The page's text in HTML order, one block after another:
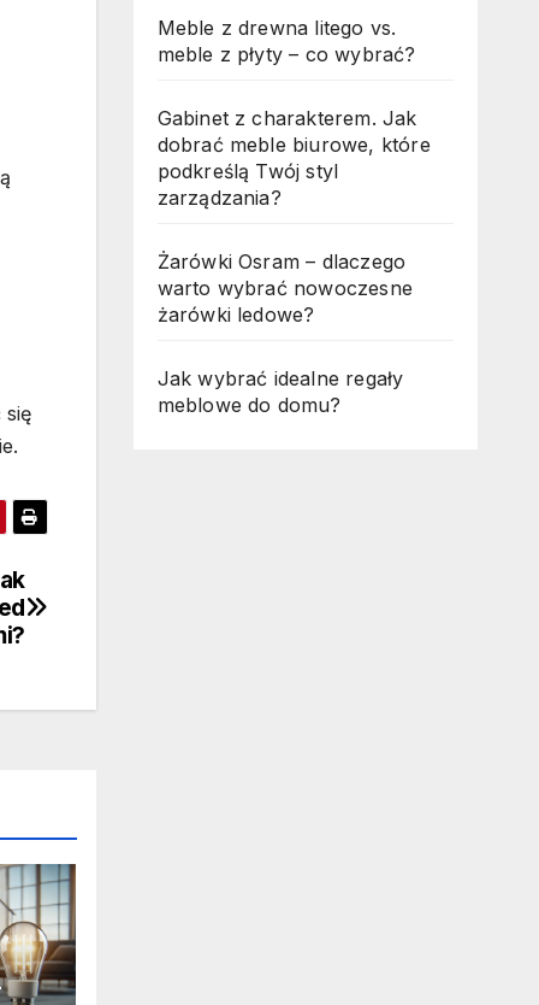
się
Meble z drewna litego vs.
meble z płyty – co wybrać?
Gabinet z charakterem. Jak
dobrać meble biurowe, które
podkreślą Twój styl
zarządzania?
Żarówki Osram – dlaczego
warto wybrać nowoczesne
żarówki ledowe?
Jak wybrać idealne regały
meblowe do domu?